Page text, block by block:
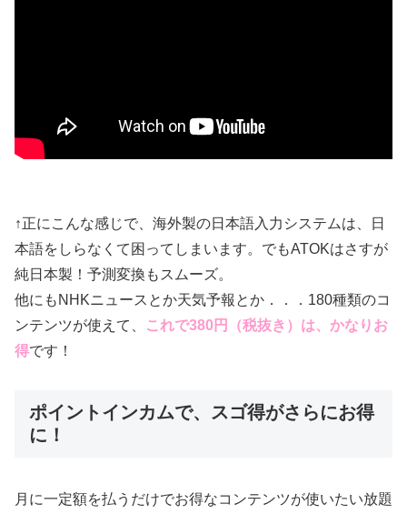
↑正にこんな感じで、海外製の日本語入力システムは、日
本語をしらなくて困ってしまいます。でもATOKはさすが
純日本製！予測変換もスムーズ。
他にもNHKニュースとか天気予報とか．．．180種類のコ
ンテンツが使えて、
これで380円（税抜き）は、かなりお
得です！
ポイントインカムで、スゴ得がさらにお得
に！
月に一定額を払うだけでお得なコンテンツが使いたい放題